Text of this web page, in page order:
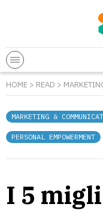
HOME > READ >
MARKETING &
PERSONAL EMPOWERMENT
I 5